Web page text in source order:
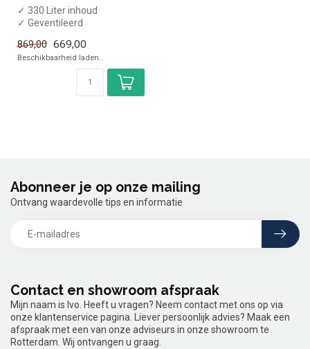
✓ 330 Liter inhoud
✓ Geventileerd
✓ 1350 x 520 x 900 mm
✓ ...
869,00 669,00
Beschikbaarheid laden..
Contact en showroom afspraak
Mijn naam is Ivo. Heeft u vragen? Neem contact met ons op via
onze klantenservice pagina. Liever persoonlijk advies? Maak een
afspraak met een van onze adviseurs in onze showroom te
Rotterdam. Wij ontvangen u graag.
Abonneer je op onze mailing
Ontvang waardevolle tips en informatie